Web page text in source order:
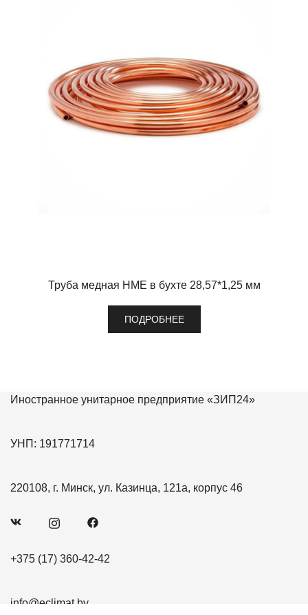
Труба медная HME в бухте 28,57*1,25 мм
ПОДРОБНЕЕ
Иностранное унитарное предприятие «ЗИП24»
УНП: 191771714
220108, г. Минск, ул. Казинца, 121а, корпус 46
+375 (17) 360-42-42
info@eclimat.by